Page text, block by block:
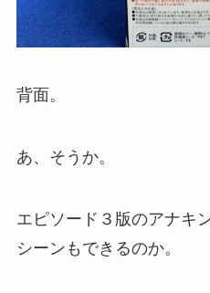
背面。
あ、そうか。
エピソード３版のアナキ
シーンもできるのか。